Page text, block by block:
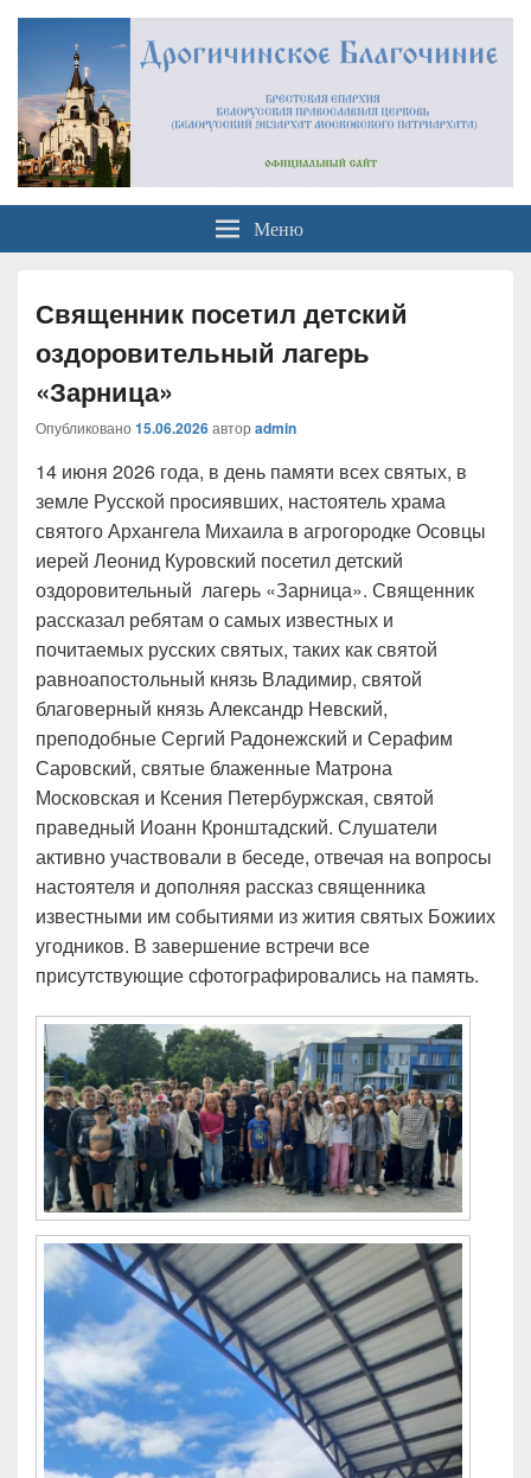
Официальный сайт
Дрогичинского благочиния
Меню
Священник посетил детский
оздоровительный лагерь
«Зарница»
Опубликовано 15.06.2026автор admin
14 июня 2026 года, в день памяти всех святых, в
земле Русской просиявших, настоятель храма
святого Архангела Михаила в агрогородке Осовцы
иерей Леонид Куровский посетил детский
оздоровительный лагерь «Зарница». Священник
рассказал ребятам о самых известных и
почитаемых русских святых, таких как святой
равноапостольный князь Владимир, святой
благоверный князь Александр Невский,
преподобные Сергий Радонежский и Серафим
Саровский, святые блаженные Матрона
Московская и Ксения Петербуржская, святой
праведный Иоанн Кронштадский. Слушатели
активно участвовали в беседе, отвечая на вопросы
настоятеля и дополняя рассказ священника
известными им событиями из жития святых Божиих
угодников. В завершение встречи все
присутствующие сфотографировались на память.